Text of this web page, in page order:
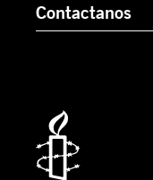
Contactanos